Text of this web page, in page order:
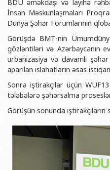
Rektorlarımız
BDU-nun məzunları
Fəxri doktorlarımız
BDU-da təhsil
BDU-da tədris olunan ixtisaslar
Universitet tarixinin ən
BDU əməkdaşı və layihə
İnsan Məskunlaşmaları
Dünya Şəhər Forumlarının
Görüşdə BMT-nin
gözləntiləri və Azərbaycanın
urbanizasiya və davamlı
aparılan islahatların əsas
Sonra iştirakçılar üçün
tələbələrə şəhərsalma
Görüşün sonunda iştirakçıların